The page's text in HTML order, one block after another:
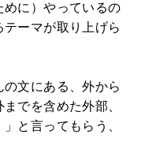
めに）やっているの
ーマが取り上げら
文にある、外から
でを含めた外部、
と言ってもらう、